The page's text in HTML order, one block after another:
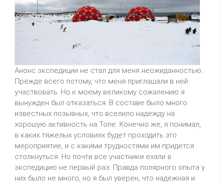
Анонс экспедиции не стал для меня неожиданностью.
Прежде всего потому, что меня приглашали в ней
участвовать. Но к моему великому сожалению я
вынужден был отказаться. В составе было много
известных позывных, что вселило надежду на
хорошую активность на Топе. Конечно же, я понимал,
в каких тяжелых условиях будет проходить это
мероприятие, и с какими трудностями им придется
столкнуться. Но почти все участники ехали в
экспедицию не первый раз. Правда полярного опыта у
них было не много, но я был уверен, что надежная и